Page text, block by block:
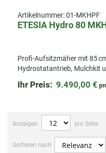
Artikelnummer:01-MKHPF
ETESIA Hydro 80
Profi-Auf­sitzmäher mit 85
Hydrostatantrieb, Mulchkit
Ihr Preis: 9.490,00 €
Anzeigen pro Seite
Sortieren nach